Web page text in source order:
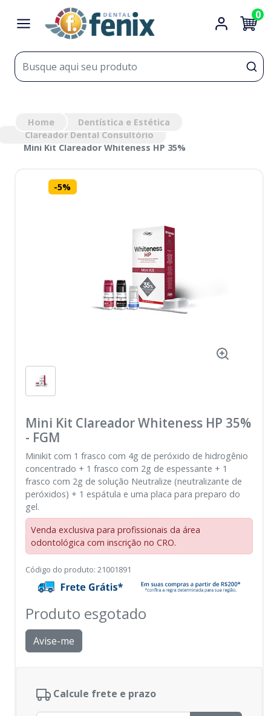
0
Home
Dentística e Estética
Clareador Dental Consultório
Mini Kit Clareador Whiteness HP 35%
-5%
Mini Kit Clareador Whiteness HP 35%
- FGM
Minikit com 1 frasco com 4g de peróxido de hidrogênio
concentrado + 1 frasco com 2g de espessante + 1
frasco com 2g de solução Neutralize (neutralizante de
peróxidos) + 1 espátula e uma placa para preparo do
gel.
Venda exclusiva para profissionais da área
odontológica com inscrição no CRO.
Código do produto: 21001891
Produto esgotado
Avise-me
Calcule frete e prazo